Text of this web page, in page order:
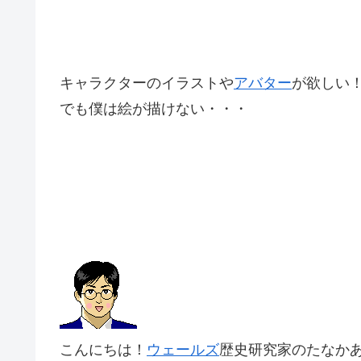
キャラクターのイラストやアバターが欲しい！
でも僕は絵が描けない・・・
こんにちは！ ウェールズ歴史研究家のたなか